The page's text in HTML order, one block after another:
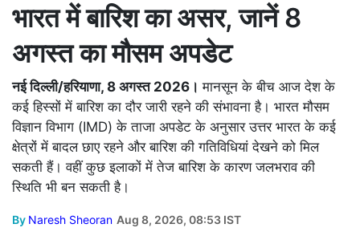
भारत में बारिश का असर, जानें 8
अगस्त का मौसम अपडेट
नई दिल्ली/हरियाणा, 8 अगस्त 2026। मानसून के बीच आज देश के
कई हिस्सों में बारिश का दौर जारी रहने की संभावना है। भारत मौसम
विज्ञान विभाग (IMD) के ताजा अपडेट के अनुसार उत्तर भारत के कई
क्षेत्रों में बादल छाए रहने और बारिश की गतिविधियां देखने को मिल
सकती हैं। वहीं कुछ इलाकों में तेज बारिश के कारण जलभराव की
स्थिति भी बन सकती है।
By Naresh Sheoran Aug 8, 2026, 08:53 IST